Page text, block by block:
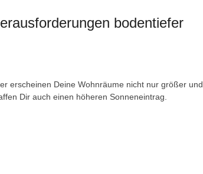
bodentiefer
erscheinen Deine Wohnräume nicht nur größer und
Dir auch einen höheren Sonneneintrag.